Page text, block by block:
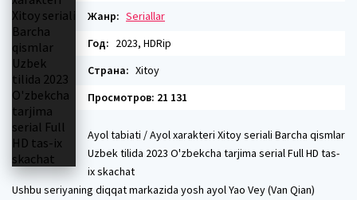
Жанр: Seriallar
Год: 2023, HDRip
Страна: Xitoy
Просмотров: 21 131
Ayol tabiati / Ayol xarakteri Xitoy seriali Barcha qismlar
Uzbek tilida 2023 O'zbekcha tarjima serial Full HD tas-
ix skachat
Ushbu seriyaning diqqat markazida yosh ayol Yao Vey (Van Qian)